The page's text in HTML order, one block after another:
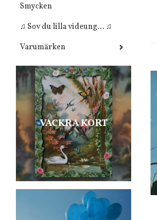
Smycken
♫ Sov du lilla videung... ♫
Varumärken
VACKRA KORT